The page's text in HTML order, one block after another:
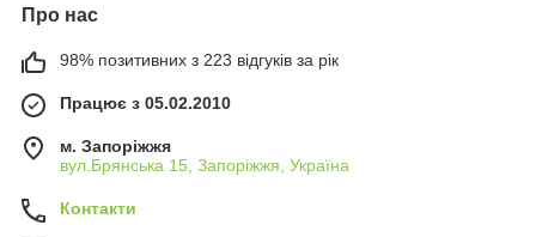
Про нас
98% позитивних з 223 відгуків за рік
Працює з 05.02.2010
м. Запоріжжя
вул.Брянська 15, Запоріжжя, Україна
Контакти